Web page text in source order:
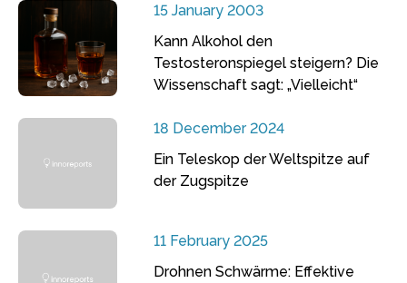
15 January 2003
Kann Alkohol den
Testosteronspiegel steigern? Die
Wissenschaft sagt: „Vielleicht“
18 December 2024
Ein Teleskop der Weltspitze auf
der Zugspitze
11 February 2025
Drohnen Schwärme: Effektive